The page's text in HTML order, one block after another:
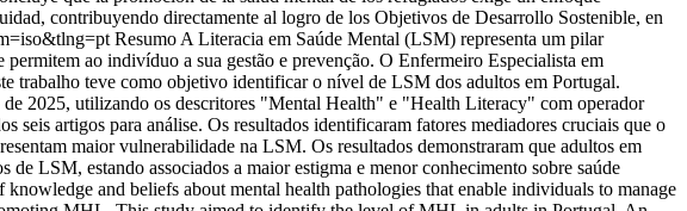
contribuyendo directamente al logro de los Objetivos de Desarrollo Sostenible, en
Resumo A Literacia em Saúde Mental (LSM) representa um pilar
ao indivíduo a sua gestão e prevenção. O Enfermeiro Especialista em
trabalho teve como objetivo identificar o nível de LSM dos adultos em Portugal.
2025, utilizando os descritores "Mental Health" e "Health Literacy" com operador
artigos para análise. Os resultados identificaram fatores mediadores cruciais que o
maior vulnerabilidade na LSM. Os resultados demonstraram que adultos em
LSM, estando associados a maior estigma e menor conhecimento sobre saúde
and beliefs about mental health pathologies that enable individuals to manage